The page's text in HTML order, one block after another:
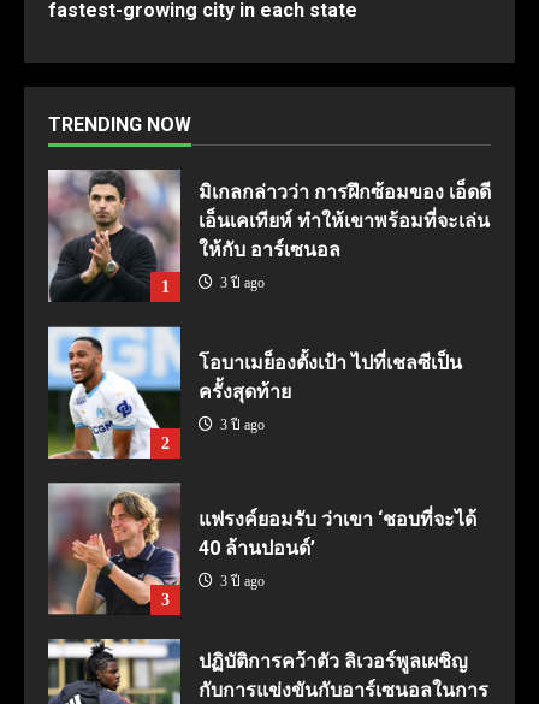
fastest-growing city in each state
TRENDING NOW
1
มิเกลกล่าวว่า การฝึกซ้อมของ เอ็ดดี
เอ็นเคเทียห์ ทำให้เขาพร้อมที่จะเล่น
ให้กับ อาร์เซนอล
3 ปี ago
2
โอบาเมย็องตั้งเป้า ไปที่เชลซีเป็น
ครั้งสุดท้าย
3 ปี ago
3
แฟรงค์ยอมรับ ว่าเขา ‘ชอบที่จะได้
40 ล้านปอนด์’
3 ปี ago
ปฏิบัติการคว้าตัว ลิเวอร์พูลเผชิญ
กับการแข่งขันกับอาร์เซนอลในการ